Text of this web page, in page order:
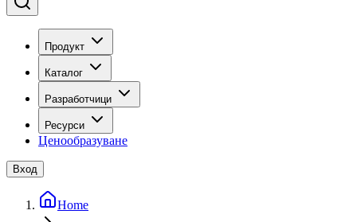
Продукт
Каталог
Разработчици
Ресурси
Ценообразуване
Вход
Home